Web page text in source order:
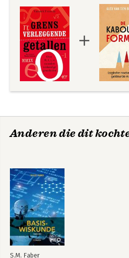
Anderen die dit
S.M. Faber